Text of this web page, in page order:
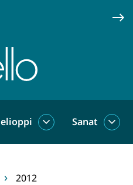
Oikeinkirjoitus
Sanat
Sanat
2012